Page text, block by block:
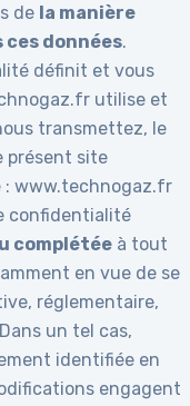
de la manière
données.
définit et vous
utilise et
transmettez, le
présent site
: www.technogaz.fr
confidentialité
complétée à tout
en vue de se
réglementaire,
un tel cas,
identifiée en
engagent